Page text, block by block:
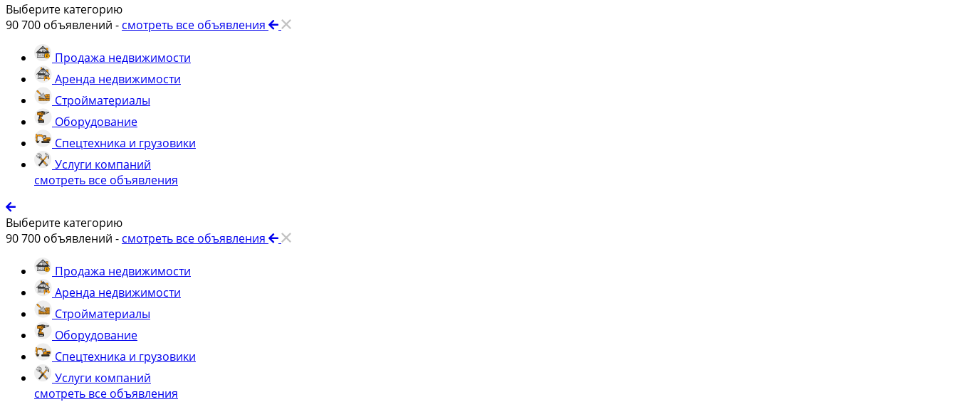
Выберите категорию
90 700 объявлений - смотреть все объявления
Продажа недвижимости
Аренда недвижимости
Стройматериалы
Оборудование
Спецтехника и грузовики
Услуги компаний
смотреть все объявления
Выберите категорию
90 700 объявлений - смотреть все объявления
Продажа недвижимости
Аренда недвижимости
Стройматериалы
Оборудование
Спецтехника и грузовики
Услуги компаний
смотреть все объявления